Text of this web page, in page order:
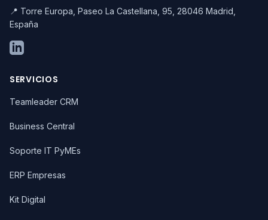
📍 Torre Europa, Paseo La Castellana, 95, 28046 Madrid,
España
SERVICIOS
Teamleader CRM
Business Central
Soporte IT PyMEs
ERP Empresas
Kit Digital